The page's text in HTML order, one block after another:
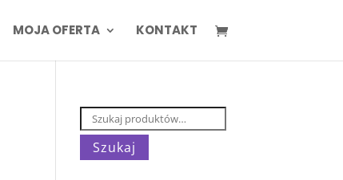
MOJA OFERTA KONTAKT
Szukaj:
Szukaj